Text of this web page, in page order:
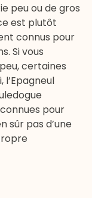
peu ou de gros
est plutôt
connus pour
Si vous
certaines
, l’Epagneul
pour
sûr pas d’une